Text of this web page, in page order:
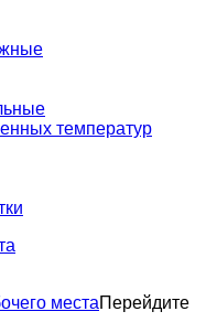
температур
местаПерейдите